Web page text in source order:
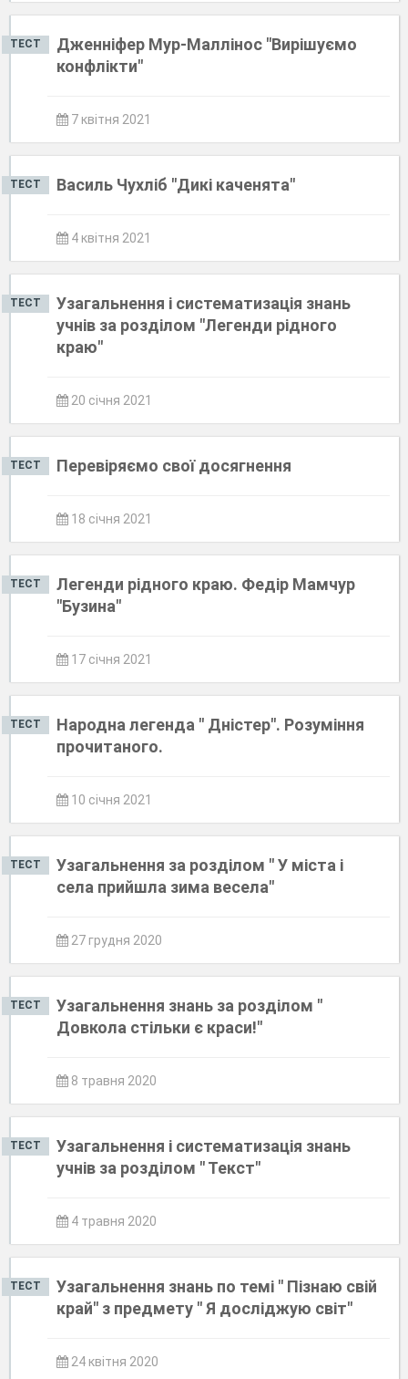
ТЕСТ
Дженніфер Мур-Маллінос "Вирішуємо
конфлікти"
7 квітня 2021
ТЕСТ Василь Чухліб "Дикі каченята"
4 квітня 2021
ТЕСТ
Узагальнення і систематизація знань
учнів за розділом "Легенди рідного
краю"
20 січня 2021
ТЕСТ Перевіряємо свої досягнення
18 січня 2021
ТЕСТ
Легенди рідного краю. Федір Мамчур
"Бузина"
17 січня 2021
ТЕСТ
Народна легенда " Дністер". Розуміння
прочитаного.
10 січня 2021
ТЕСТ
Узагальнення за розділом " У міста і
села прийшла зима весела"
27 грудня 2020
ТЕСТ
Узагальнення знань за розділом "
Довкола стільки є краси!"
8 травня 2020
ТЕСТ
Узагальнення і систематизація знань
учнів за розділом " Текст"
4 травня 2020
ТЕСТ
Узагальнення знань по темі " Пізнаю свій
край" з предмету " Я досліджую світ"
24 квітня 2020